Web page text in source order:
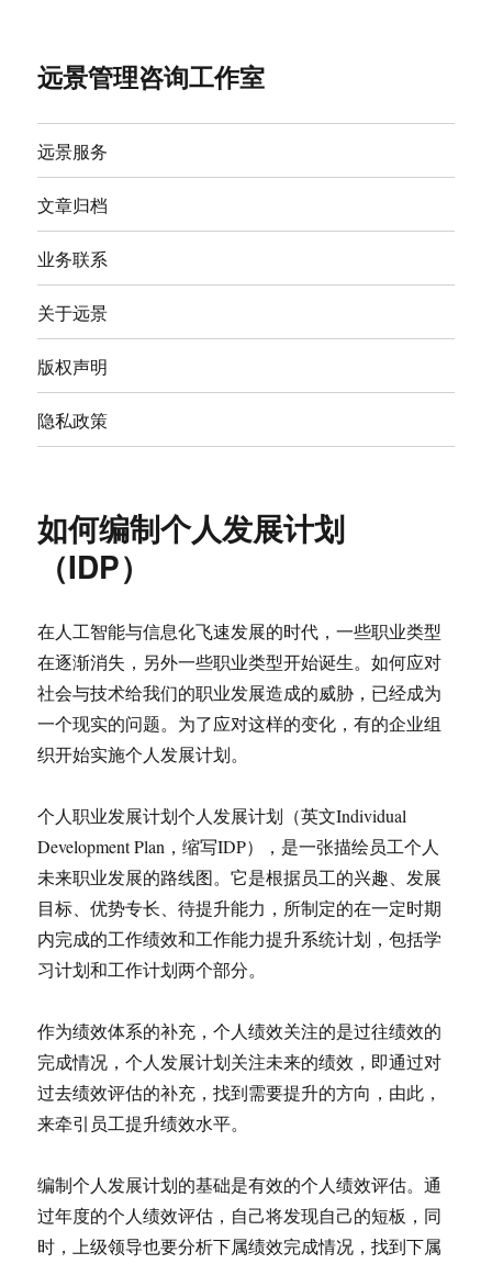
远景管理咨询工作室
远景服务
文章归档
业务联系
关于远景
版权声明
隐私政策
如何编制个人发展计划
（IDP）
在人工智能与信息化飞速发展的时代，一些职业类型
在逐渐消失，另外一些职业类型开始诞生。如何应对
社会与技术给我们的职业发展造成的威胁，已经成为
一个现实的问题。为了应对这样的变化，有的企业组
织开始实施个人发展计划。
个人职业发展计划个人发展计划（英文Individual
Development Plan，缩写IDP），是一张描绘员工个人
未来职业发展的路线图。它是根据员工的兴趣、发展
目标、优势专长、待提升能力，所制定的在一定时期
内完成的工作绩效和工作能力提升系统计划，包括学
习计划和工作计划两个部分。
作为绩效体系的补充，个人绩效关注的是过往绩效的
完成情况，个人发展计划关注未来的绩效，即通过对
过去绩效评估的补充，找到需要提升的方向，由此，
来牵引员工提升绩效水平。
编制个人发展计划的基础是有效的个人绩效评估。通
过年度的个人绩效评估，自己将发现自己的短板，同
时，上级领导也要分析下属绩效完成情况，找到下属